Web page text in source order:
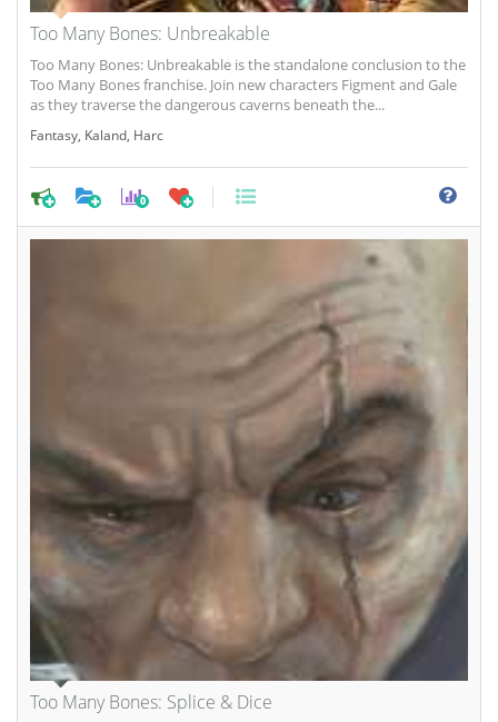
Too Many Bones: Unbreakable
Too Many Bones: Unbreakable is the standalone conclusion to the
Too Many Bones franchise. Join new characters Figment and Gale
as they traverse the dangerous caverns beneath the...
Fantasy Kaland Harc
0
Too Many Bones: Splice & Dice